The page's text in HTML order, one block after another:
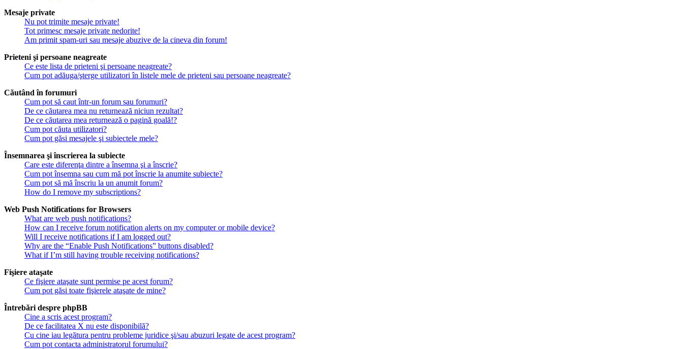
Mesaje private
Nu pot trimite mesaje private!
Tot primesc mesaje private nedorite!
Am primit spam-uri sau mesaje abuzive de la cineva din forum!
Prieteni şi persoane neagreate
Ce este lista de prieteni şi persoane neagreate?
Cum pot adăuga/şterge utilizatori în listele mele de prieteni sau persoane neagreate?
Căutând în forumuri
Cum pot să caut într-un forum sau forumuri?
De ce căutarea mea nu returnează niciun rezultat?
De ce căutarea mea returnează o pagină goală!?
Cum pot căuta utilizatori?
Cum pot găsi mesajele şi subiectele mele?
Însemnarea şi înscrierea la subiecte
Care este diferenţa dintre a însemna şi a înscrie?
Cum pot însemna sau cum mă pot înscrie la anumite subiecte?
Cum pot să mă înscriu la un anumit forum?
How do I remove my subscriptions?
Web Push Notifications for Browsers
What are web push notifications?
How can I receive forum notification alerts on my computer or mobile device?
Will I receive notifications if I am logged out?
Why are the “Enable Push Notifications” buttons disabled?
What if I’m still having trouble receiving notifications?
Fişiere ataşate
Ce fişiere ataşate sunt permise pe acest forum?
Cum pot găsi toate fişierele ataşate de mine?
Întrebări despre phpBB
Cine a scris acest program?
De ce facilitatea X nu este disponibilă?
Cu cine iau legătura pentru probleme juridice şi/sau abuzuri legate de acest program?
Cum pot contacta administratorul forumului?